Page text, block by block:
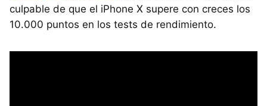
culpable de que el iPhone X supere con creces los
10.000 puntos en los tests de rendimiento.